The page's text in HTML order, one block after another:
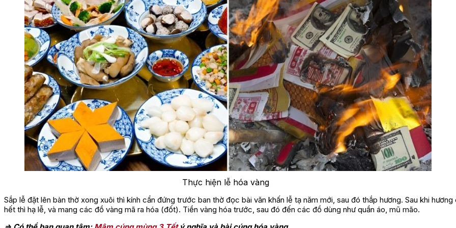
Thực hiện lễ hóa vàng
Sắp lễ đặt lên bàn thờ xong xuôi thì kính cẩn đứng trước ban thờ đọc bài văn khấn lễ tạ năm mới, sau đó thắp hương. Sau khi hương
hết thì hạ lễ, và mang các đồ vàng mã ra hóa (đốt). Tiền vàng hóa trước, sau đó đến các đồ dùng như quần áo, mũ mão.